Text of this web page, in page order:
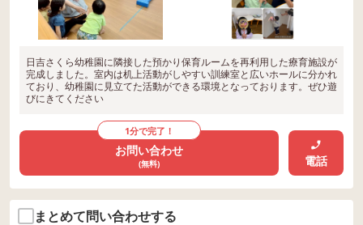
日吉さくら幼稚園に隣接した預かり保育ルームを再利用した療育施設が
完成しました。室内は机上活動がしやすい訓練室と広いホールに分かれ
ており、幼稚園に見立てた活動ができる環境となっております。ぜひ遊
びにきてください
1分で完了！
お問い合わせ
(無料) 電話
まとめて問い合わせする